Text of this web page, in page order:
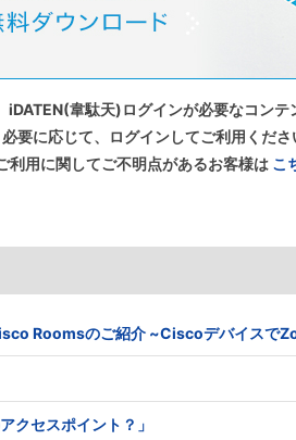
iDATEN(韋駄天)ログインが必要なコンテ
必要に応じて、ログインしてご利用くださ
利用に関してご不明点があるお客様は こ
Roomsのご紹介 ~Ciscoデバイスで
クセスポイント？」